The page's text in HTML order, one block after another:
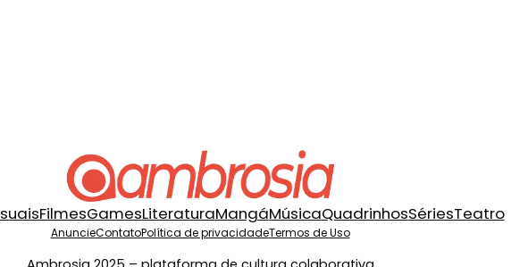
FilmesGamesLiteraturaMangáMúsicaQuadrinhosSériesTeatro
AnuncieContatoPolítica de privacidadeTermos de Uso